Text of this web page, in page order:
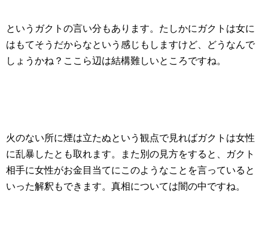
というガクトの言い分もあります。たしかにガクトは女に
はもてそうだからなという感じもしますけど、どうなんで
しょうかね？ここら辺は結構難しいところですね。
火のない所に煙は立たぬという観点で見ればガクトは女性
に乱暴したとも取れます。また別の見方をすると、ガクト
相手に女性がお金目当てにこのようなことを言っていると
いった解釈もできます。真相については闇の中ですね。